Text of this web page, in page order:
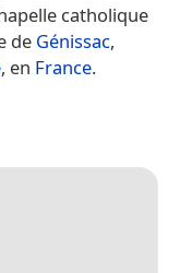
catholique
de Génissac,
, en France.